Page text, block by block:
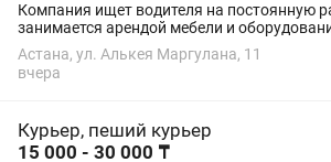
Компания ищет водителя на постоянную
занимается арендой мебели и
от компании, в отличном состоянии. В
своевременная доставка и забор...
Астана, ул. Алькея Маргулана, 11
вчера
Курьер, пеший курьер
15 000 - 30 000 ₸